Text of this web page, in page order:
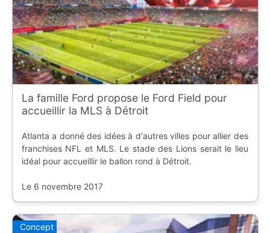
La famille Ford propose le Ford Field pour
accueillir la MLS à Détroit
Atlanta a donné des idées à d'autres villes pour allier des
franchises NFL et MLS. Le stade des Lions serait le lieu
idéal pour accueillir le ballon rond à Détroit.
Le 6 novembre 2017
Concept